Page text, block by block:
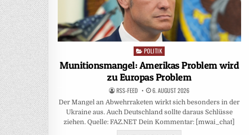
Posted
in
POLITIK
Munitionsmangel: Amerikas Problem wird
zu Europas Problem
RSS-FEED 6. AUGUST 2026
Der Mangel an Abwehrraketen wirkt sich besonders in der
Ukraine aus. Auch Deutschland sollte daraus Schlüsse
ziehen. Quelle: FAZ.NET Dein Kommentar: [mwai_chat]